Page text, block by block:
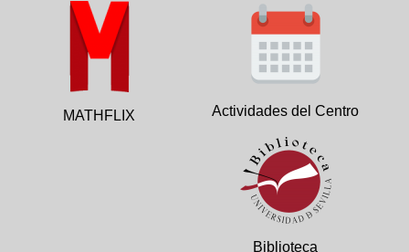
MATHFLIX Actividades del Centro
Biblioteca